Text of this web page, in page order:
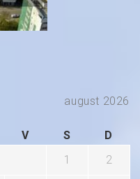
august 2026
V S
D
1
2